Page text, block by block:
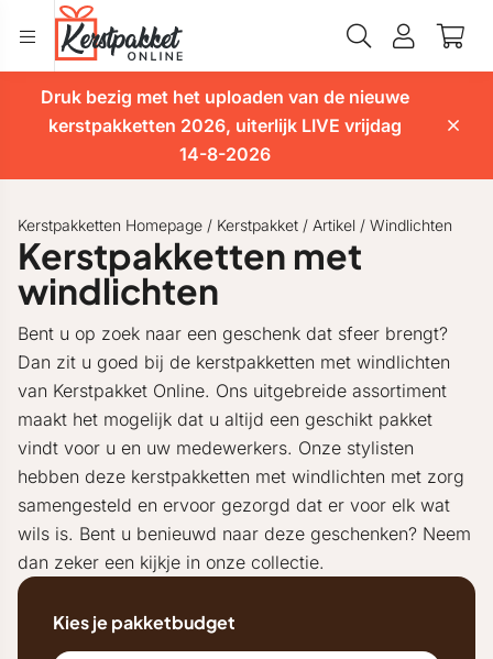
Druk bezig met het uploaden van de nieuwe
kerstpakketten 2026, uiterlijk LIVE vrijdag
14-8-2026
Kerstpakketten Homepage / Kerstpakket / Artikel / Windlichten
Kerstpakketten met
windlichten
Bent u op zoek naar een geschenk dat sfeer brengt?
Dan zit u goed bij de kerstpakketten met windlichten
van Kerstpakket Online. Ons uitgebreide assortiment
maakt het mogelijk dat u altijd een geschikt pakket
vindt voor u en uw medewerkers. Onze stylisten
hebben deze kerstpakketten met windlichten met zorg
samengesteld en ervoor gezorgd dat er voor elk wat
wils is. Bent u benieuwd naar deze geschenken? Neem
dan zeker een kijkje in onze collectie.
Kies je pakketbudget